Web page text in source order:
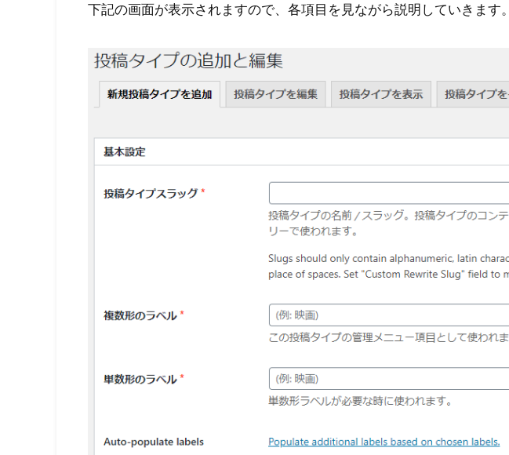
下記の画面が表示されますので、各項目を見ながら説明していきます。